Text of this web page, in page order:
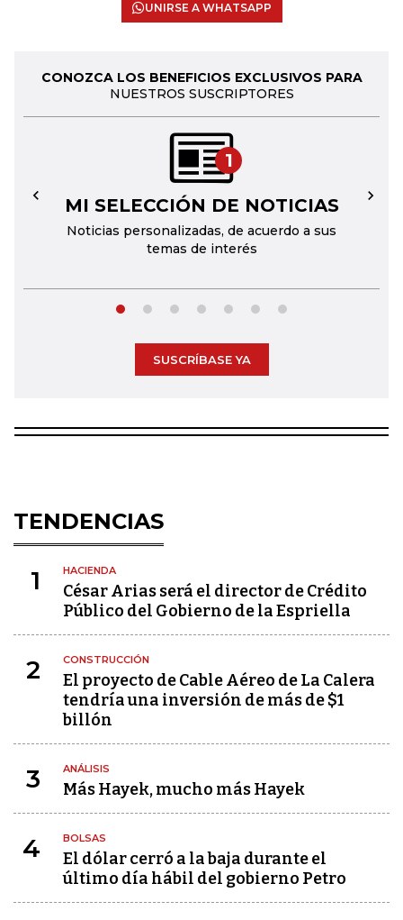
UNIRSE A WHATSAPP
CONOZCA LOS BENEFICIOS EXCLUSIVOS PARA
NUESTROS SUSCRIPTORES
1
MI SELECCIÓN DE NOTICIAS
Noticias personalizadas, de acuerdo a sus
temas de interés
← →
SUSCRÍBASE YA
TENDENCIAS
1 HACIENDA
César Arias será el director de Crédito
Público del Gobierno de la Espriella
2 CONSTRUCCIÓN
El proyecto de Cable Aéreo de La Calera
tendría una inversión de más de $1
billón
3 ANÁLISIS
Más Hayek, mucho más Hayek
4 BOLSAS
El dólar cerró a la baja durante el
último día hábil del gobierno Petro